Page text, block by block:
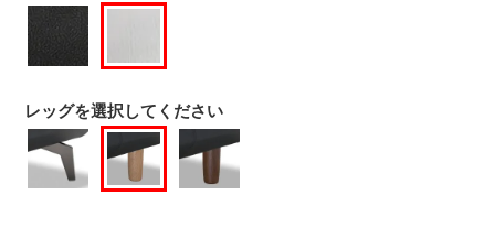
レッグを選択してください